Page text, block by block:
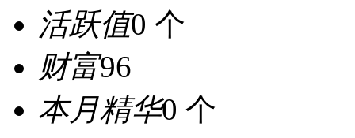
活跃值0 个
财富96
本月精华0 个